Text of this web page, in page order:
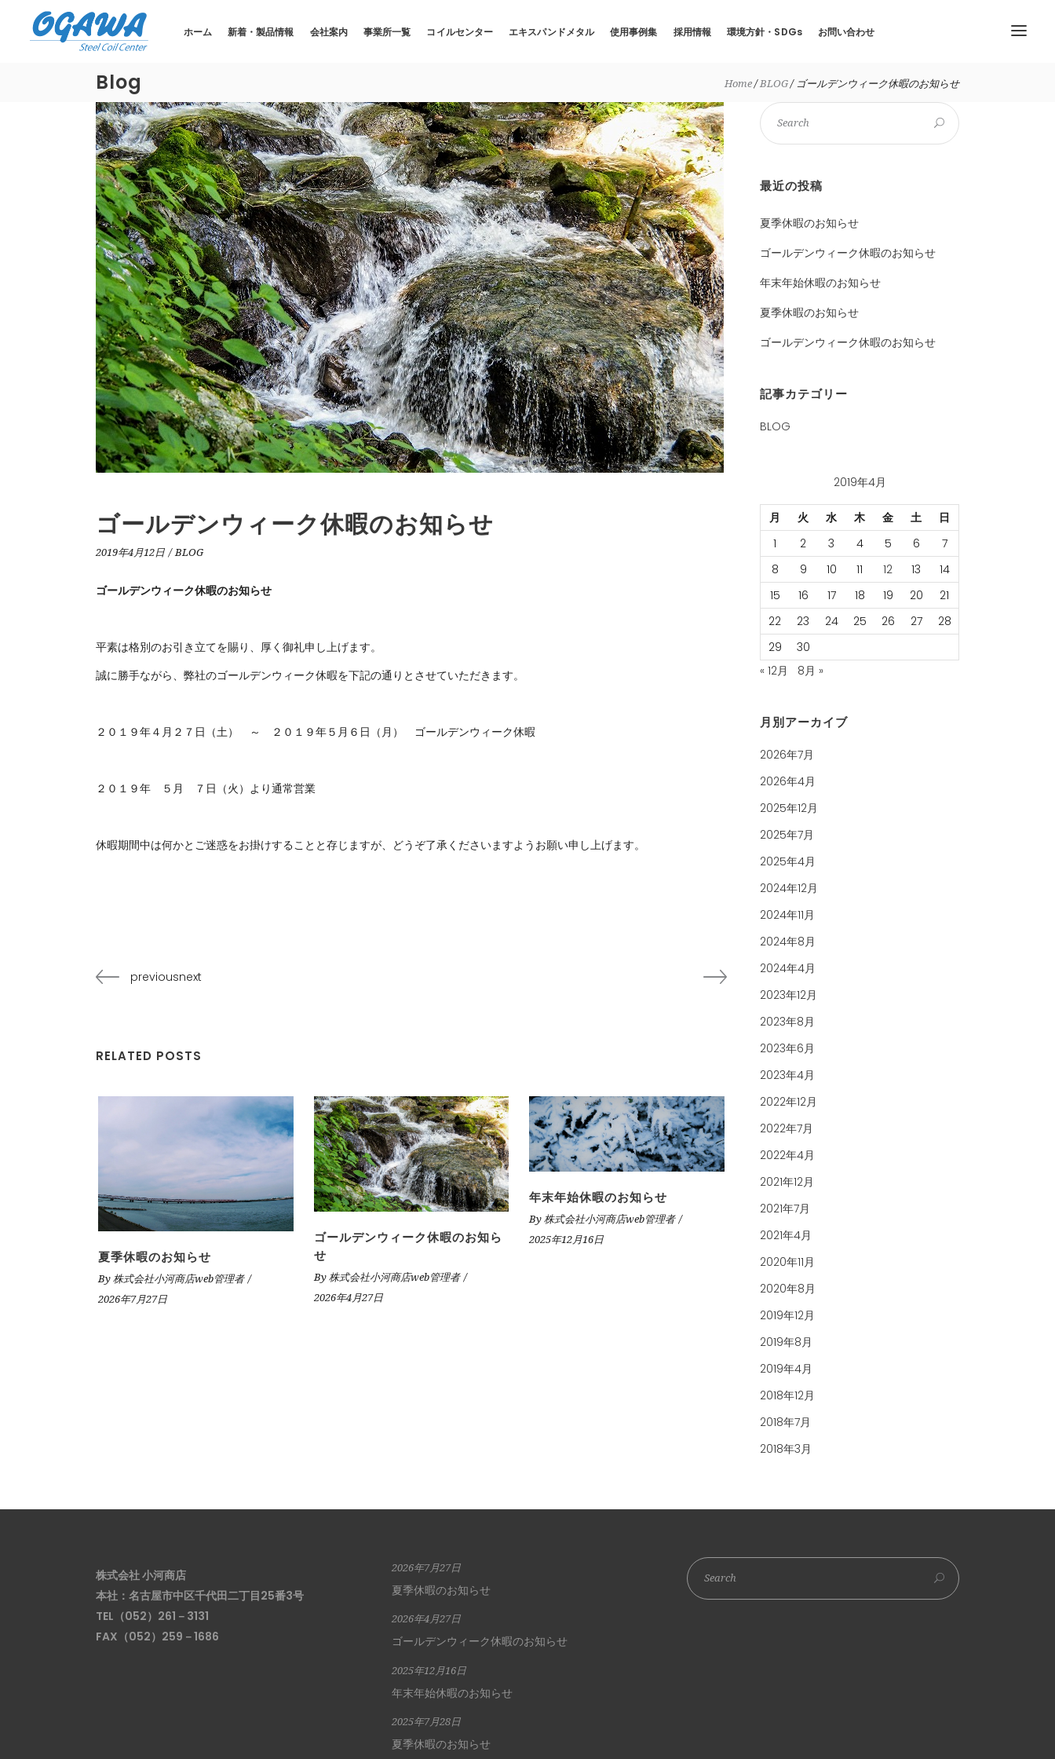
ホーム 新着・製品情報 会社案内 事業所一覧 コイルセンター エキスパンドメタル 使用事例集 採用情報 環境方針・SDGs お問い合わせ
Blog Home BLOG ゴールデンウィーク休暇のお知らせ
ゴールデンウィーク休暇のお知らせ
2019年4月12日 BLOG
ゴールデンウィーク休暇のお知らせ
平素は格別のお引き立てを賜り、厚く御礼申し上げます。
誠に勝手ながら、弊社のゴールデンウィーク休暇を下記の通りとさせていただきます。
２０１９年４月２７日（土） ～ ２０１９年５月６日（月） ゴールデンウィーク休暇
２０１９年 ５月 ７日（火）より通常営業
休暇期間中は何かとご迷惑をお掛けすることと存じますが、どうぞ了承くださいますようお願い申し上げます。
previousnext
RELATED POSTS
夏季休暇のお知らせ
By 株式会社小河商店web管理者
2026年7月27日
ゴールデンウィーク休暇のお知ら
せ
By 株式会社小河商店web管理者
2026年4月27日
年末年始休暇のお知らせ
By 株式会社小河商店web管理者
2025年12月16日
最近の投稿
夏季休暇のお知らせ
ゴールデンウィーク休暇のお知らせ
年末年始休暇のお知らせ
夏季休暇のお知らせ
ゴールデンウィーク休暇のお知らせ
記事カテゴリー
BLOG
2019年4月
月 火 水 木 金 土
日
1
2 3 4 5 6
7
8
9 10 11 12 13
14
15
16 17 18 19 20
21
22
23 24 25 26 27
28
29
30
« 12月
8月 »
月別アーカイブ
2026年7月
2026年4月
2025年12月
2025年7月
2025年4月
2024年12月
2024年11月
2024年8月
2024年4月
2023年12月
2023年8月
2023年6月
2023年4月
2022年12月
2022年7月
2022年4月
2021年12月
2021年7月
2021年4月
2020年11月
2020年8月
2019年12月
2019年8月
2019年4月
2018年12月
2018年7月
2018年3月
株式会社 小河商店
本社：名古屋市中区千代田二丁目25番3号
TEL（052）261－3131
FAX（052）259－1686
2026年7月27日
夏季休暇のお知らせ
2026年4月27日
ゴールデンウィーク休暇のお知らせ
2025年12月16日
年末年始休暇のお知らせ
2025年7月28日
夏季休暇のお知らせ